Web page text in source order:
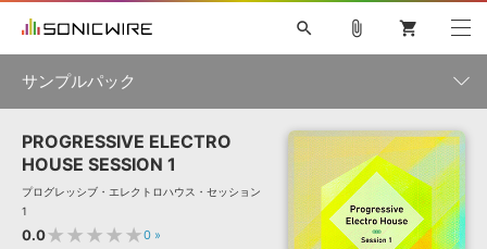
ソフト音源 »
プラグイン・エフェクト »
キャンペーン »
search
初音ミク NT 鏡音リン・レン V4X 巡音ルカ V4X
MEIKO V3
KAITO V3
VOCALOID TOONTRACK
SPITFIRE AUDIO
VIENNA
EZ DRUMMER 3 SERUM
ライセンスフリーBGM
サンプルパックを試そう
ボーカル抜き出し
DUBSTEP
attach_file shopping_cart
サンプルパック
製品一覧
ジャンル
PROGRESSIVE ELECTRO
HOUSE SESSION 1
プログレッシブ・エレクトロハウス・セッション
1
0.0★★★★★0 »